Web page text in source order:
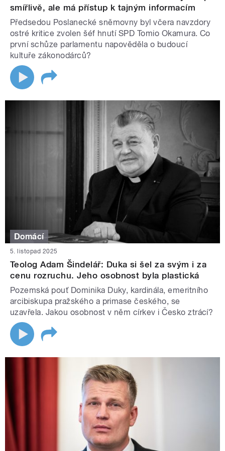
smířlivě, ale má přístup k tajným informacím
Předsedou Poslanecké sněmovny byl včera navzdory
ostré kritice zvolen šéf hnutí SPD Tomio Okamura. Co
první schůze parlamentu napověděla o budoucí
kultuře zákonodárců?
Domácí
5. listopad 2025
Teolog Adam Šindelář: Duka si šel za svým i za
cenu rozruchu. Jeho osobnost byla plastická
Pozemská pouť Dominika Duky, kardinála, emeritního
arcibiskupa pražského a primase českého, se
uzavřela. Jakou osobnost v něm církev i Česko ztrácí?